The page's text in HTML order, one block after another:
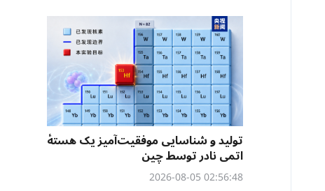
تولید و شناسایی موفقیت‌آمیز یک هستهٔ
اتمی نادر توسط چین
02:56:48 2026-08-05